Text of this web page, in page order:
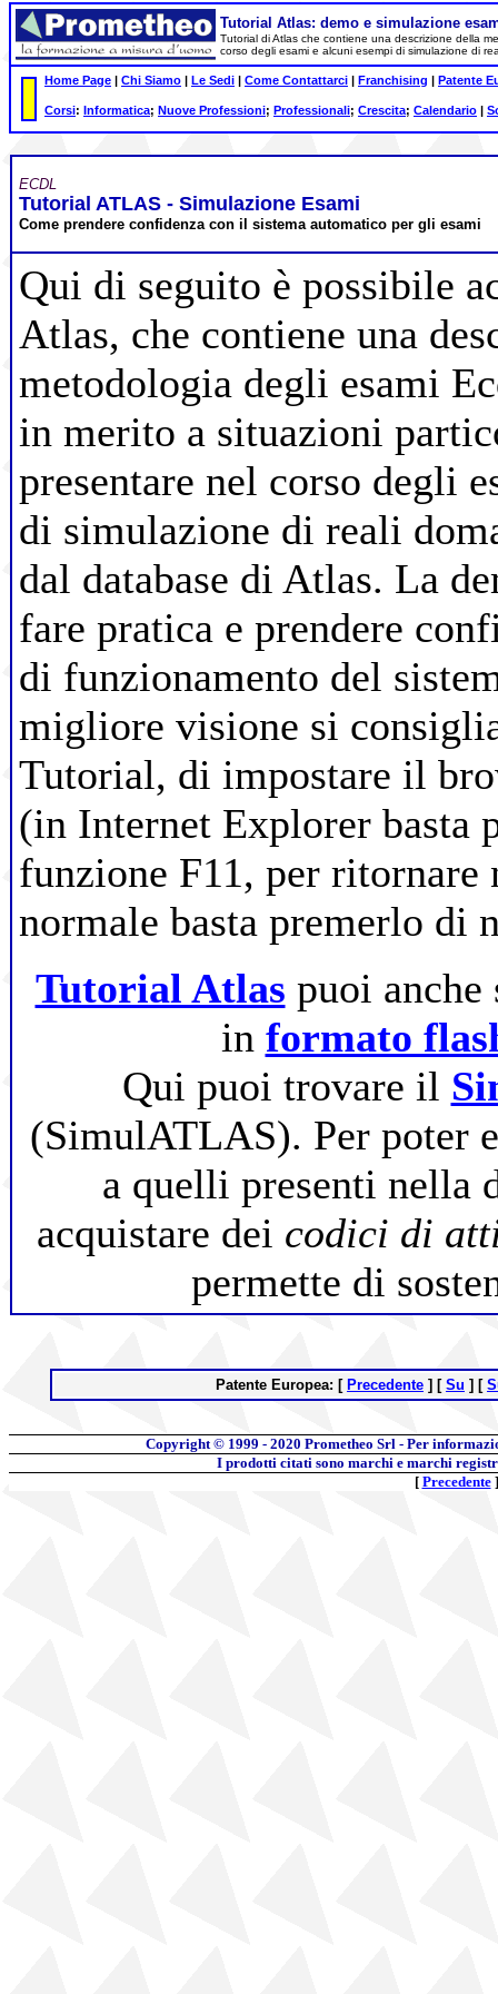
Tutorial Atlas: demo e simulazione
Tutorial di Atlas che contiene una descrizione della
corso degli esami e alcuni esempi di simulazione di
Home Page | Chi Siamo | Le Sedi | Come Contattarci | Franchising | Patente
Corsi: Informatica; Nuove Professioni; Professionali; Crescita; Calendario |
ECDL
Tutorial ATLAS - Simulazione Esami
Come prendere confidenza con il sistema automatico per gli esami
Qui di seguito è possibile
Atlas, che contiene una
metodologia degli esami
in merito a situazioni
presentare nel corso degli
di simulazione di reali
dal database di Atlas. La
fare pratica e prendere
di funzionamento del
migliore visione si
Tutorial, di impostare il
(in Internet Explorer basta
funzione F11, per ritornare
normale basta premerlo di
Tutorial Atlas puoi
in formato
Qui puoi trovare il
(SimulATLAS). Per poter
a quelli presenti nella
acquistare dei codici di
permette di
Patente Europea: [ Precedente ] [ Su ] [
Copyright © 1999 - 2020 Prometheo Srl - Per
I prodotti citati sono marchi e marchi
[ Precedente]